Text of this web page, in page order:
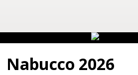
Nabucco 2026